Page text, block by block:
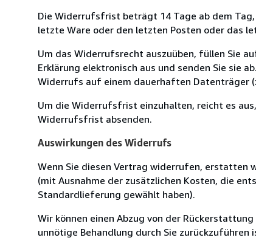
Die Widerrufsfrist beträgt 14 Tage ab dem
letzte Ware oder den letzten Posten oder das
Um das Widerrufsrecht auszuüben, füllen Sie
Erklärung elektronisch aus und senden Sie sie
Widerrufs auf einem dauerhaften Datenträger
Um die Widerrufsfrist einzuhalten, reicht es
Widerrufsfrist absenden.
Auswirkungen des Widerrufs
Wenn Sie diesen Vertrag widerrufen, erstatten
(mit Ausnahme der zusätzlichen Kosten, die
Standardlieferung gewählt haben).
Wir können einen Abzug von der
unnötige Behandlung durch Sie zurückzuführen